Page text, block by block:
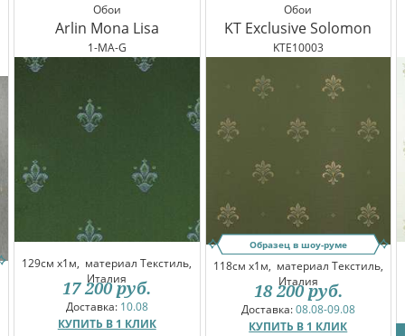
Обои
Arlin Mona Lisa
1-MA-G
129см x1м, материал Текстиль,
Италия
Доставка: 10.08
КУПИТЬ В 1 КЛИК
17 200 руб.
Обои
KT Exclusive Solomon
KTE10003
Образец в шоу-руме
118см x1м, материал Текстиль,
Италия
Доставка:08.08-09.08
КУПИТЬ В 1 КЛИК
18 200 руб.